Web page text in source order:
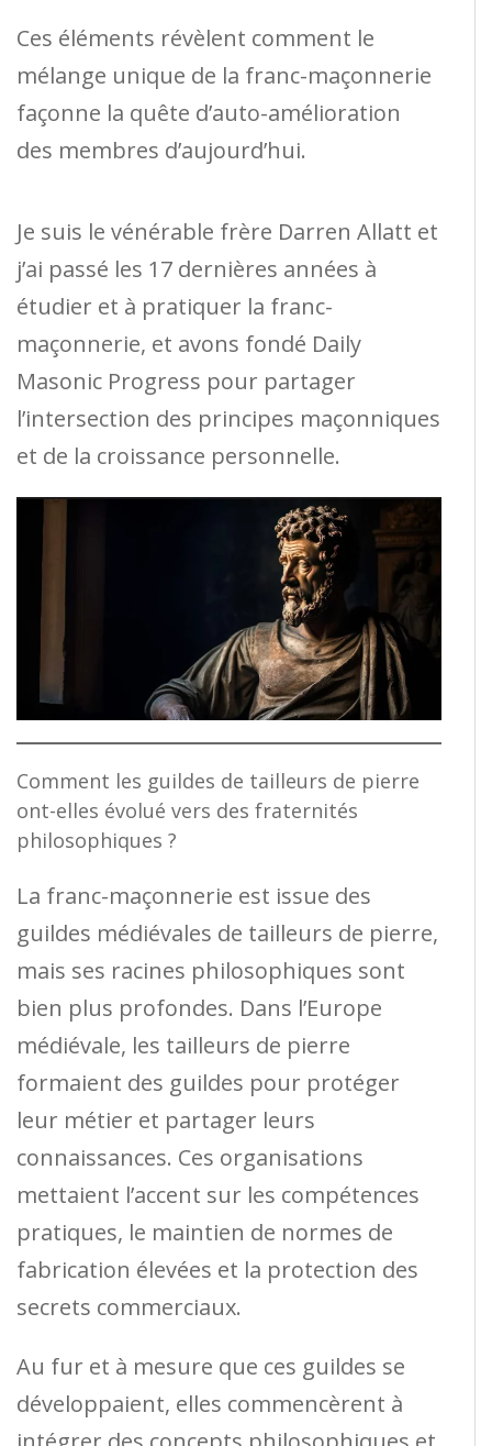
Ces éléments révèlent comment le
mélange unique de la franc-maçonnerie
façonne la quête d’auto-amélioration
des membres d’aujourd’hui.
Je suis le vénérable frère Darren Allatt et
j’ai passé les 17 dernières années à
étudier et à pratiquer la franc-
maçonnerie, et avons fondé Daily
Masonic Progress pour partager
l’intersection des principes maçonniques
et de la croissance personnelle.
Comment les guildes de tailleurs de pierre
ont-elles évolué vers des fraternités
philosophiques ?
La franc-maçonnerie est issue des
guildes médiévales de tailleurs de pierre,
mais ses racines philosophiques sont
bien plus profondes. Dans l’Europe
médiévale, les tailleurs de pierre
formaient des guildes pour protéger
leur métier et partager leurs
connaissances. Ces organisations
mettaient l’accent sur les compétences
pratiques, le maintien de normes de
fabrication élevées et la protection des
secrets commerciaux.
Au fur et à mesure que ces guildes se
développaient, elles commencèrent à